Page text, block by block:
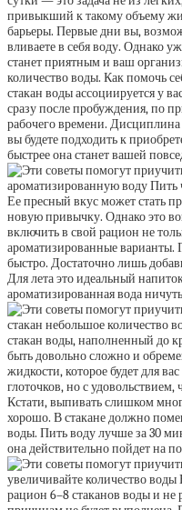
привыкший к такому объему
барьеры. Первые дни вы,
вливаете в себя воду. Однако
станет приятным и ваш
количество воды. Как помочь
стакан воды ассоциируется у
сразу после пробуждения, по
рабочего времени. Дисциплина
вы будете подходить к
быстрее она станет вашей
ароматизированную воду Пить
Ее пресный вкус может стать
новую привычку. Однако это
включить в свой рацион не
ароматизированные варианты.
быстро. Достаточно лишь
Для лета это идеальный
ароматизированная вода
стакан небольшое количество
стакан воды, наполненный до
быть довольно сложно и
жидкости, которое будет для
глоточков, но с
Кстати, выпивать слишком
хорошо. В стакане должно
воды. Пить воду лучше за 30
она действительно пойдет на
увеличивайте количество
рацион 6–8 стаканов воды и не